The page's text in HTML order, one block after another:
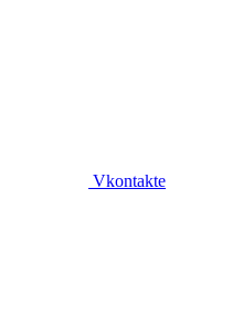
Vkontakte